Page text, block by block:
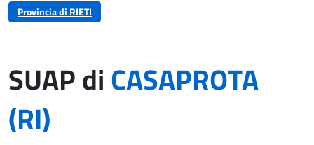
Provincia di RIETI
SUAP diCASAPROTA
(RI)